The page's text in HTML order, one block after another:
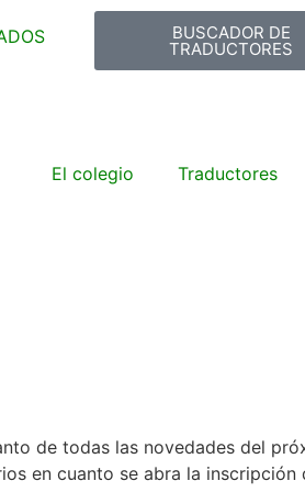
BUSCADOR DE
TRADUCTORES
El colegio Traductores
de todas las novedades del
en cuanto se abra la inscripción